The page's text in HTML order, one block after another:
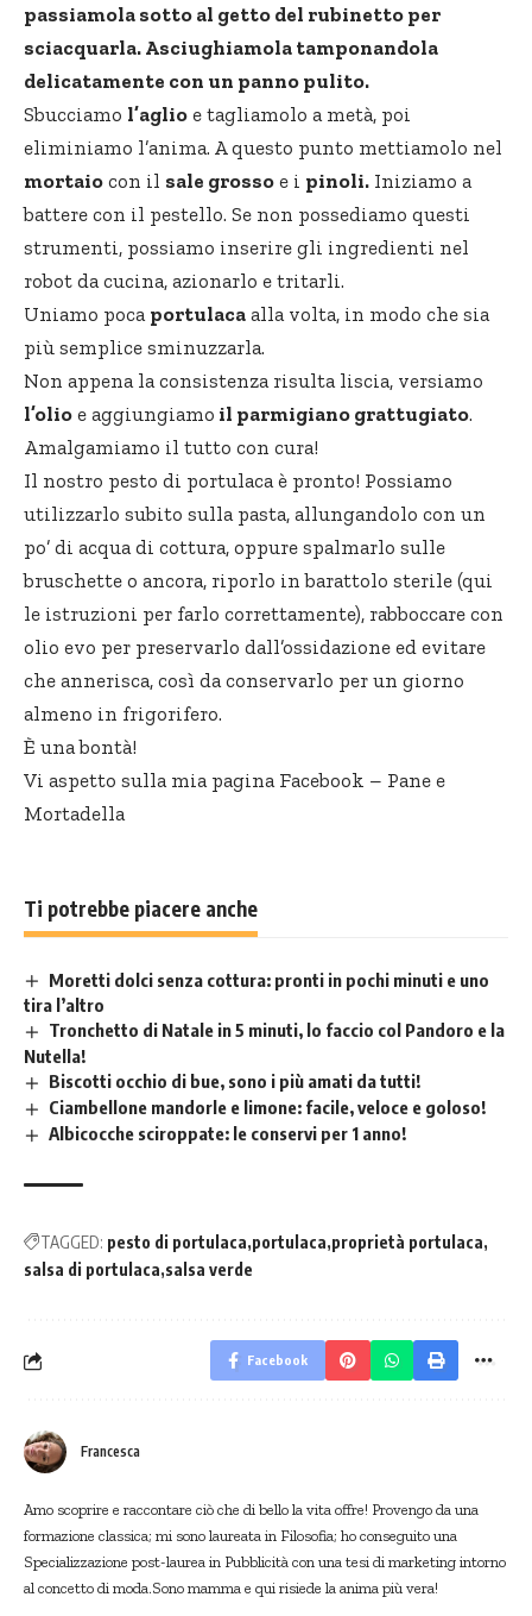
passiamola sotto al getto del rubinetto per
sciacquarla. Asciughiamola tamponandola
delicatamente con un panno pulito.
Sbucciamo l’aglio e tagliamolo a metà, poi
eliminiamo l’anima. A questo punto mettiamolo nel
mortaio con il sale grosso e i pinoli. Iniziamo a
battere con il pestello. Se non possediamo questi
strumenti, possiamo inserire gli ingredienti nel
robot da cucina, azionarlo e tritarli.
Uniamo poca portulaca alla volta, in modo che sia
più semplice sminuzzarla.
Non appena la consistenza risulta liscia, versiamo
l’olio e aggiungiamo il parmigiano grattugiato.
Amalgamiamo il tutto con cura!
Il nostro pesto di portulaca è pronto! Possiamo
utilizzarlo subito sulla pasta, allungandolo con un
po’ di acqua di cottura, oppure spalmarlo sulle
bruschette o ancora, riporlo in barattolo sterile (qui
le istruzioni per farlo correttamente), rabboccare con
olio evo per preservarlo dall’ossidazione ed evitare
che annerisca, così da conservarlo per un giorno
almeno in frigorifero.
È una bontà!
Vi aspetto sulla mia pagina Facebook – Pane e
Mortadella
Ti potrebbe piacere anche
Moretti dolci senza cottura: pronti in pochi minuti e uno
tira l’altro
Tronchetto di Natale in 5 minuti, lo faccio col Pandoro e la
Nutella!
Biscotti occhio di bue, sono i più amati da tutti!
Ciambellone mandorle e limone: facile, veloce e goloso!
Albicocche sciroppate: le conservi per 1 anno!
TAGGED: pesto di portulaca portulaca proprietà portulaca
salsa di portulaca salsa verde
Facebook
Francesca
Amo scoprire e raccontare ciò che di bello la vita offre! Provengo da una
formazione classica; mi sono laureata in Filosofia; ho conseguito una
Specializzazione post-laurea in Pubblicità con una tesi di marketing intorno
al concetto di moda.Sono mamma e qui risiede la anima più vera!